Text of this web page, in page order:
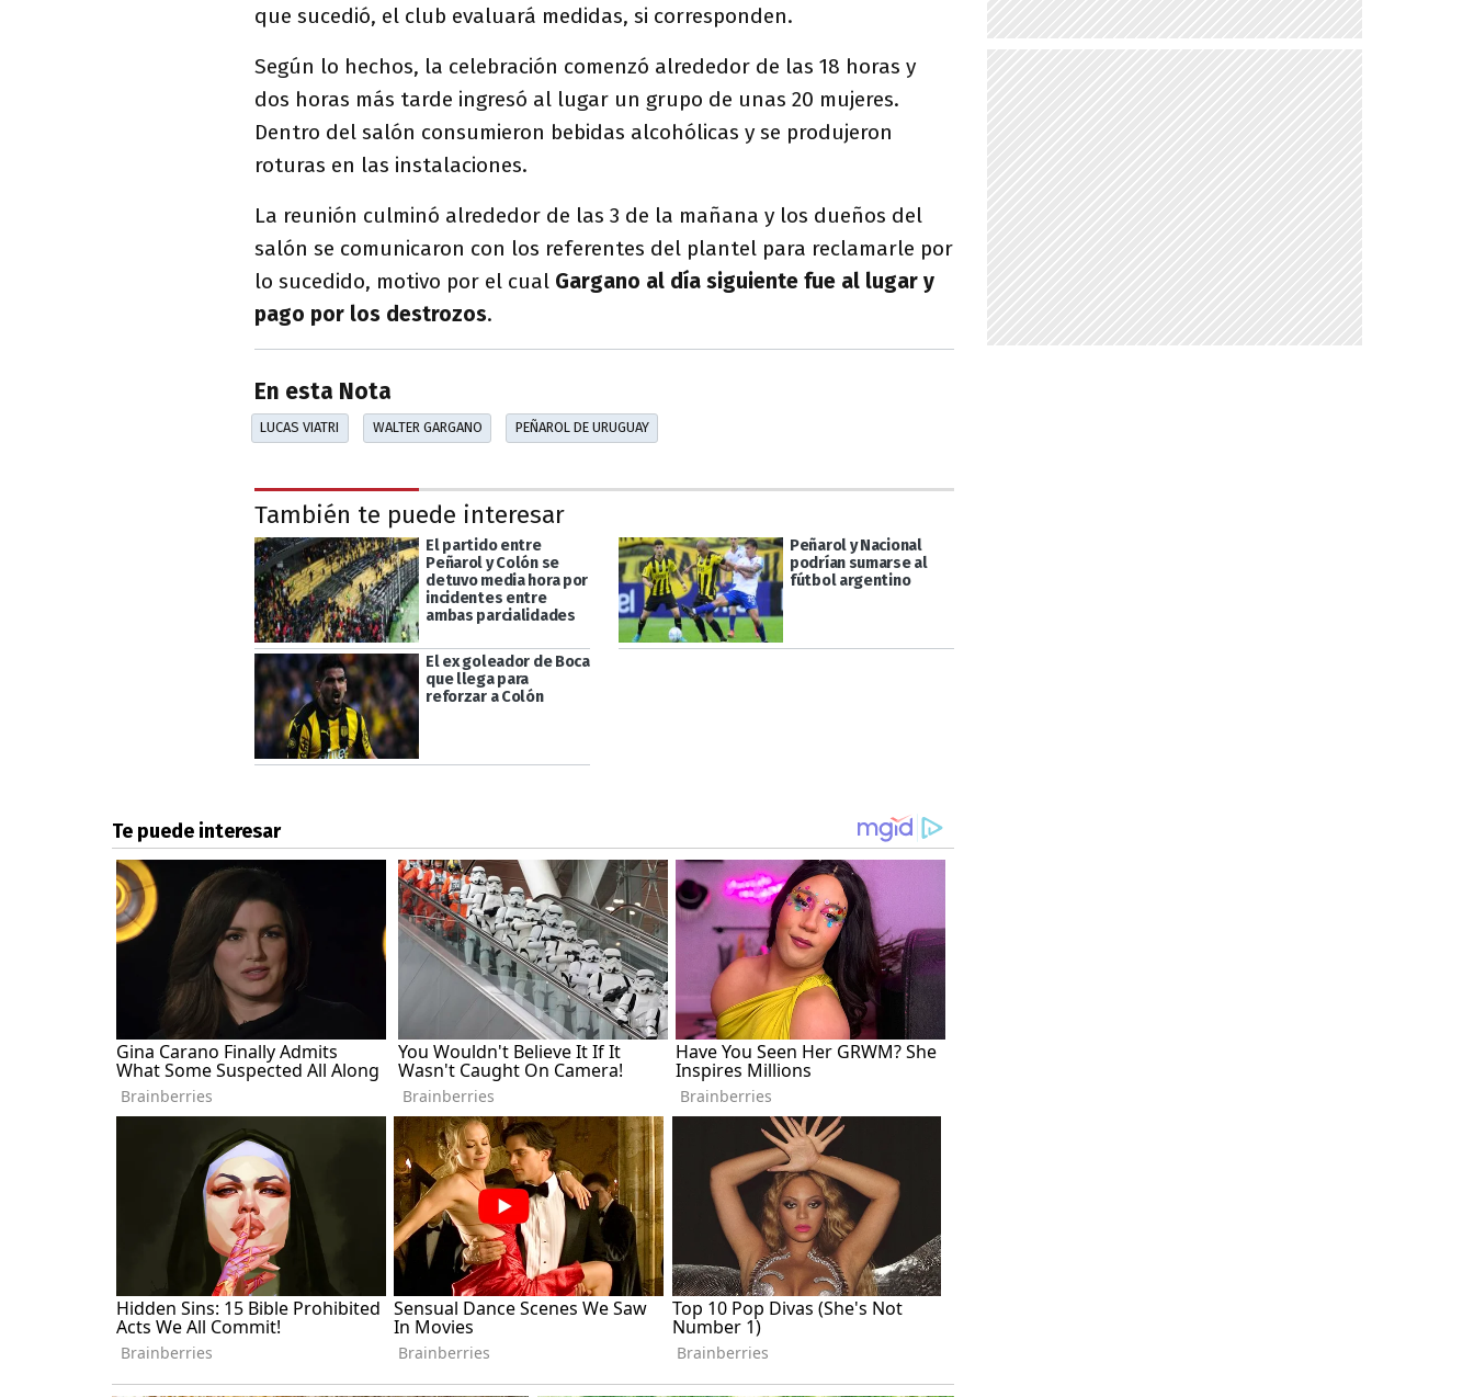
que sucedió, el club evaluará medidas, si corresponden.
Según lo hechos, la celebración comenzó alrededor de las 18 horas y
dos horas más tarde ingresó al lugar un grupo de unas 20 mujeres.
Dentro del salón consumieron bebidas alcohólicas y se produjeron
roturas en las instalaciones.
La reunión culminó alrededor de las 3 de la mañana y los dueños del
salón se comunicaron con los referentes del plantel para reclamarle por
lo sucedido, motivo por el cual Gargano al día siguiente fue al lugar y
pago por los destrozos.
En esta Nota
LUCAS VIATRI WALTER GARGANO PEÑAROL DE URUGUAY
También te puede interesar
El partido entre
Peñarol y Colón se
detuvo media hora por
incidentes entre
ambas parcialidades
Peñarol y Nacional
podrían sumarse al
fútbol argentino
El ex goleador de Boca
que llega para
reforzar a Colón